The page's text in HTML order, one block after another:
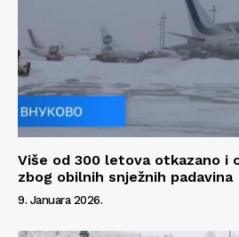
Više od 300 letova otkazano i
zbog obilnih snježnih padavina
9. Januara 2026.